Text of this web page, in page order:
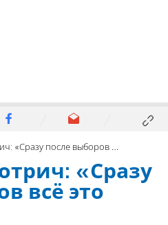
после выборов всё это пройдет»
«Сразу
всё это